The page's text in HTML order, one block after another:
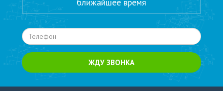
ближайшее время
ЖДУ ЗВОНКА